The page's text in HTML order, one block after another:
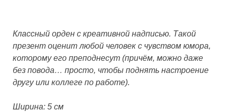
деловому
Классный орден с креативной надписью. Такой
презент оценит любой человек с чувством юмора,
которому его преподнесут (причём, можно даже
без повода… просто, чтобы поднять настроение
другу или коллеге по работе).
Ширина: 5 см